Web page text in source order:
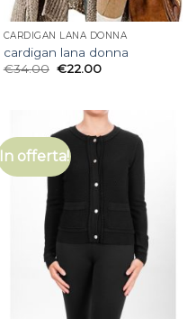
CARDIGAN LANA DONNA
cardigan lana donna
€34.00 €22.00
In offerta!